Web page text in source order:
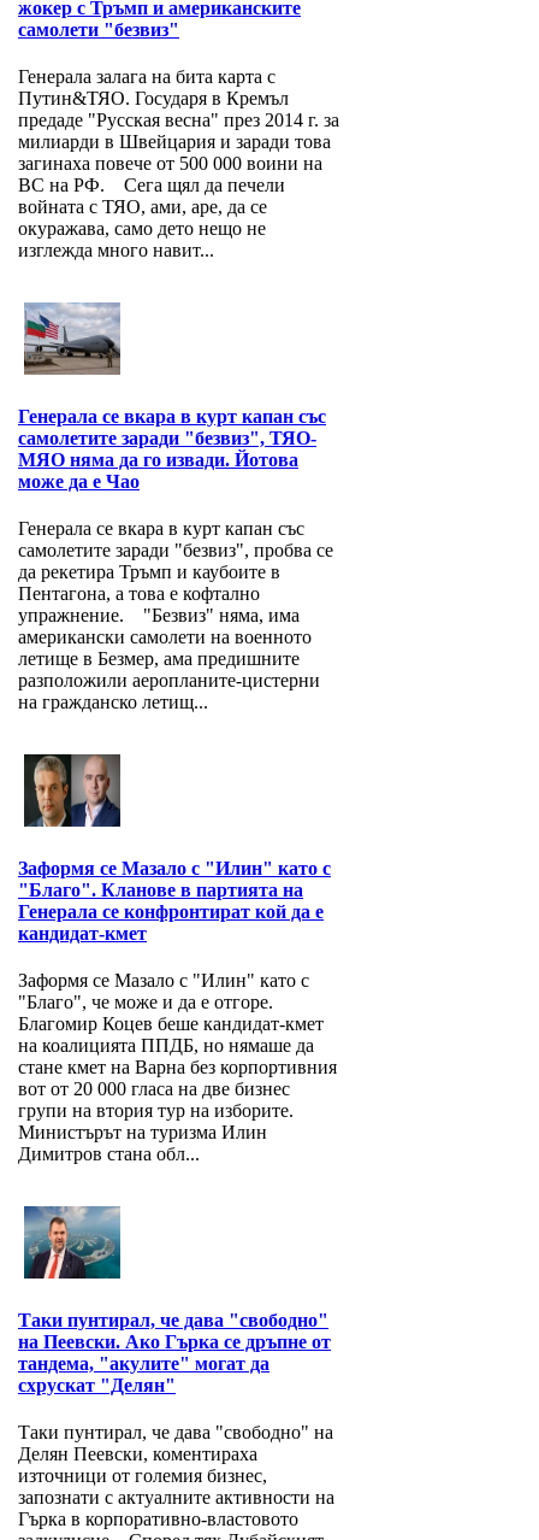
жокер с Тръмп и американските
самолети "безвиз"
Генерала залага на бита карта с
Путин&ТЯО. Государя в Кремъл
предаде "Русская весна" през 2014 г. за
милиарди в Швейцария и заради това
загинаха повече от 500 000 воини на
ВС на РФ. Сега щял да печели
войната с ТЯО, ами, аре, да се
окуражава, само дето нещо не
изглежда много навит...
Генерала се вкара в курт капан със
самолетите заради "безвиз", ТЯО-
МЯО няма да го извади. Йотова
може да е Чао
Генерала се вкара в курт капан със
самолетите заради "безвиз", пробва се
да рекетира Тръмп и каубоите в
Пентагона, а това е кофтално
упражнение. "Безвиз" няма, има
американски самолети на военното
летище в Безмер, ама предишните
разположили аеропланите-цистерни
на гражданско летищ...
Заформя се Мазало с "Илин" като с
"Благо". Кланове в партията на
Генерала се конфронтират кой да е
кандидат-кмет
Заформя се Мазало с "Илин" като с
"Благо", че може и да е отгоре.
Благомир Коцев беше кандидат-кмет
на коалицията ППДБ, но нямаше да
стане кмет на Варна без корпортивния
вот от 20 000 гласа на две бизнес
групи на втория тур на изборите.
Министърът на туризма Илин
Димитров стана обл...
Таки пунтирал, че дава "свободно"
на Пеевски. Ако Гърка се дръпне от
тандема, "акулите" могат да
схрускат "Делян"
Таки пунтирал, че дава "свободно" на
Делян Пеевски, коментираха
източници от големия бизнес,
запознати с актуалните активности на
Гърка в корпоративно-властовото